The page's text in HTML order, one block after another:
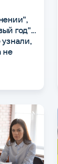
год"...
не